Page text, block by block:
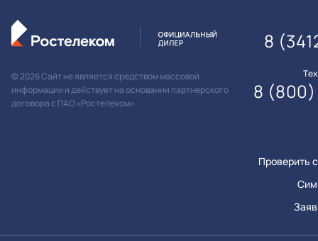
© 2026 Сайт не является средством массовой
информации и действует на основании партнерского
договора с ПАО «Ростелеком»
Проверить
8
8